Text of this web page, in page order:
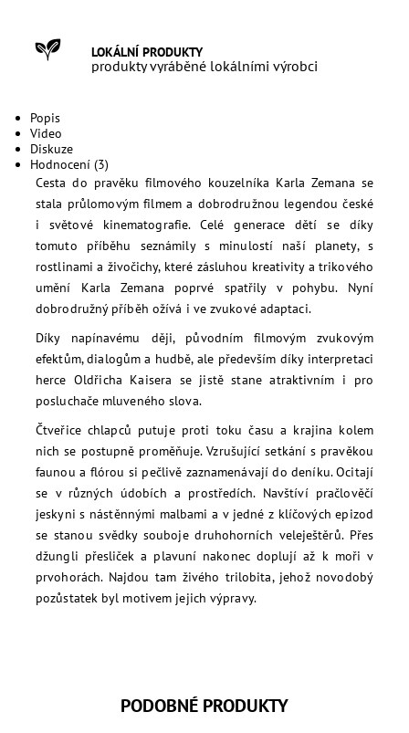
LOKÁLNÍ PRODUKTY
produkty vyráběné lokálními výrobci
Popis
Video
Diskuze
Hodnocení (3)
Cesta do pravěku filmového kouzelníka Karla Zemana se
stala průlomovým filmem a dobrodružnou legendou české
i světové kinematografie. Celé generace dětí se díky
tomuto příběhu seznámily s minulostí naší planety, s
rostlinami a živočichy, které zásluhou kreativity a trikového
umění Karla Zemana poprvé spatřily v pohybu. Nyní
dobrodružný příběh ožívá i ve zvukové adaptaci.
Díky napínavému ději, původním filmovým zvukovým
efektům, dialogům a hudbě, ale především díky interpretaci
herce Oldřicha Kaisera se jistě stane atraktivním i pro
posluchače mluveného slova.
Čtveřice chlapců putuje proti toku času a krajina kolem
nich se postupně proměňuje. Vzrušující setkání s pravěkou
faunou a flórou si pečlivě zaznamenávají do deníku. Ocitají
se v různých údobích a prostředích. Navštíví pračlověčí
jeskyni s nástěnnými malbami a v jedné z klíčových epizod
se stanou svědky souboje druhohorních veleještěrů. Přes
džungli přesliček a plavuní nakonec doplují až k moři v
prvohorách. Najdou tam živého trilobita, jehož novodobý
pozůstatek byl motivem jejich výpravy.
PODOBNÉ PRODUKTY